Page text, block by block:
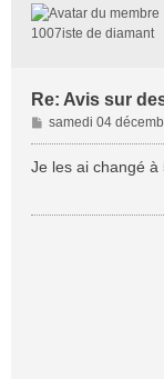
1007iste de diamant
Re: Avis sur
M
e
s
g
samedi 04
Je les ai changé à